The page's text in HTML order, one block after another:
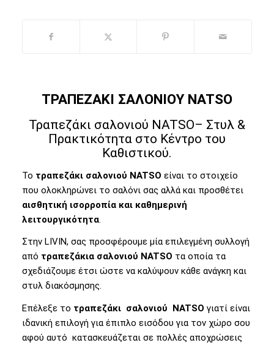
ΤΡΑΠΕΖΑΚΙ ΣΑΛΟΝΙΟΥ NATSO
Τραπεζάκι σαλονιού NATSO– Στυλ &
Πρακτικότητα στο Κέντρο του
Καθιστικού.
Το τραπεζάκι σαλονιού NATSO είναι το στοιχείο
που ολοκληρώνει το σαλόνι σας αλλά και προσθέτει
αισθητική ισορροπία και καθημερινή
λειτουργικότητα.
Στην LIVIN, σας προσφέρουμε μία επιλεγμένη συλλογή
από τραπεζάκια σαλονιού NATSO τα οποία τα
σχεδιάζουμε έτσι ώστε να καλύψουν κάθε ανάγκη και
στυλ διακόσμησης.
Επέλεξε το τραπεζάκι σαλονιού NATSO γιατί είναι
ιδανική επιλογή για έπιπλο εισόδου για τον χώρο σου
αφού αυτό κατασκευάζεται σε πολλές αποχρώσεις